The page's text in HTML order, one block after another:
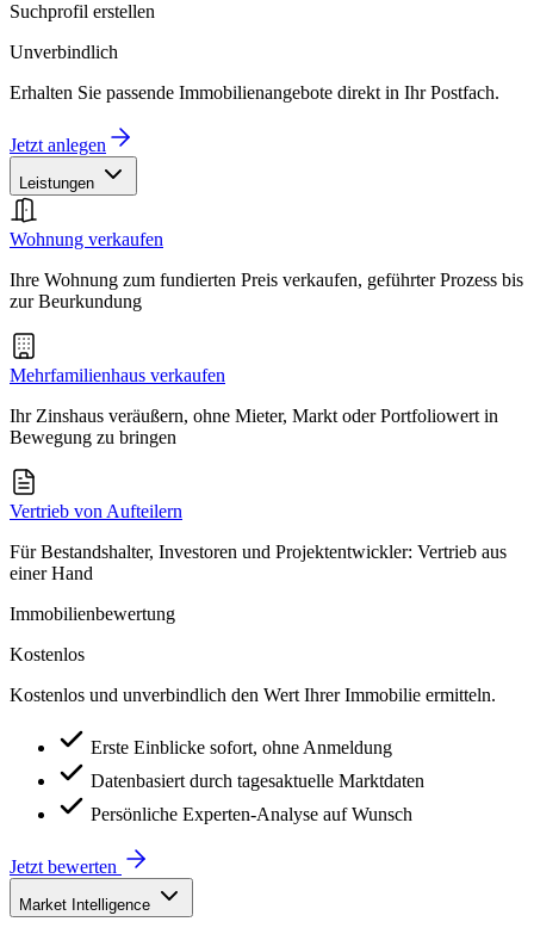
Suchprofil erstellen
Unverbindlich
Erhalten Sie passende Immobilienangebote direkt in Ihr Postfach.
Jetzt anlegen
Leistungen
Wohnung verkaufen
Ihre Wohnung zum fundierten Preis verkaufen, geführter Prozess bis
zur Beurkundung
Mehrfamilienhaus verkaufen
Ihr Zinshaus veräußern, ohne Mieter, Markt oder Portfoliowert in
Bewegung zu bringen
Vertrieb von Aufteilern
Für Bestandshalter, Investoren und Projektentwickler: Vertrieb aus
einer Hand
Immobilienbewertung
Kostenlos
Kostenlos und unverbindlich den Wert Ihrer Immobilie ermitteln.
Erste Einblicke sofort, ohne Anmeldung
Datenbasiert durch tagesaktuelle Marktdaten
Persönliche Experten-Analyse auf Wunsch
Jetzt bewerten
Market Intelligence